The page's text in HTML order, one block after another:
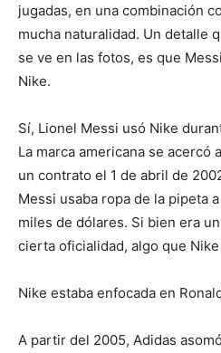
jugadas, en una combinación
mucha naturalidad. Un detalle
se ve en las fotos, es que
Nike.
Sí, Lionel Messi usó Nike
La marca americana se acercó
un contrato el 1 de abril de
Messi usaba ropa de la pipeta
miles de dólares. Si bien era
cierta oficialidad, algo que
Nike estaba enfocada en
A partir del 2005, Adidas